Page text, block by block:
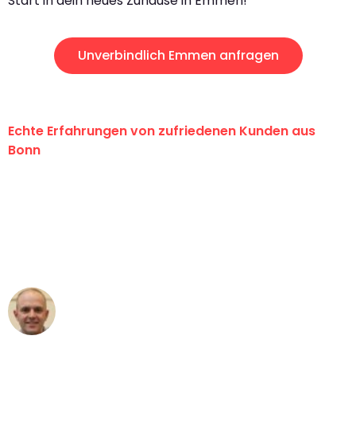
Unverbindlich Emmen anfragen
Echte Erfahrungen von zufriedenen Kunden aus
Bonn